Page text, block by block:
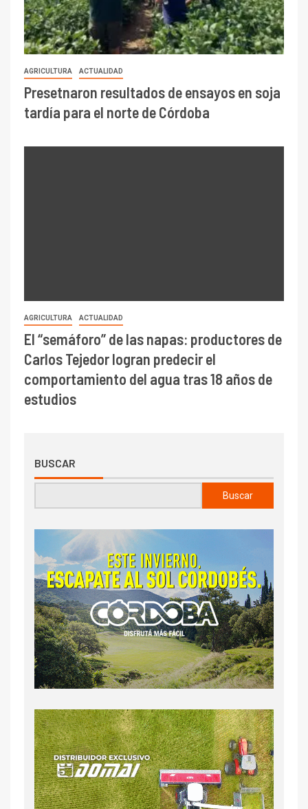
AGRICULTURA ACTUALIDAD
Presetnaron resultados de ensayos en soja
tardía para el norte de Córdoba
AGRICULTURA ACTUALIDAD
El “semáforo” de las napas: productores de
Carlos Tejedor logran predecir el
comportamiento del agua tras 18 años de
estudios
BUSCAR
Buscar